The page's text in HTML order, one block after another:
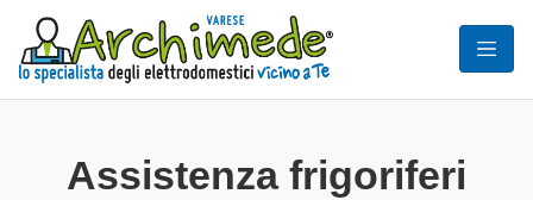
Assistenza frigoriferi